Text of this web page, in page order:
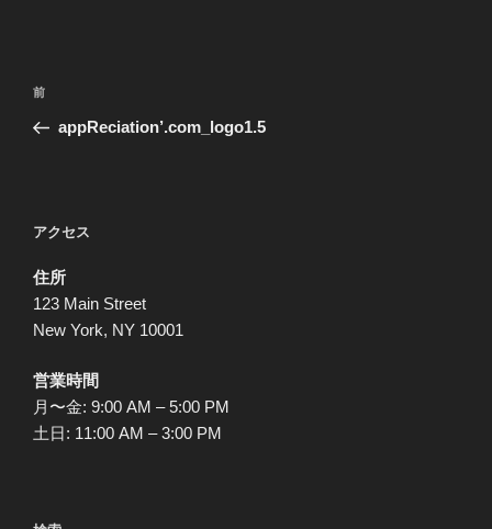
投
ナ
ー
シ
ョ
ン
過
去
前
appReciation’.com_logo1.5
アクセス
住所
123 Main Street
New York, NY 10001
営業時間
月〜金: 9:00 AM – 5:00 PM
土日: 11:00 AM – 3:00 PM